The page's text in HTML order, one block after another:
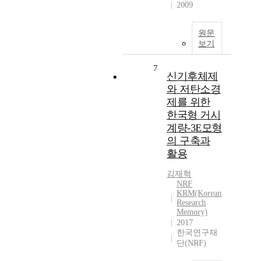
2009
원문
보기
7
신기후체제
와 저탄소경
제를 위한
한국형 거시
계량-3E모형
의 구축과
활용
김재혁
NRF
KRM(Korean
Research
Memory)
2017
한국연구재
단(NRF)